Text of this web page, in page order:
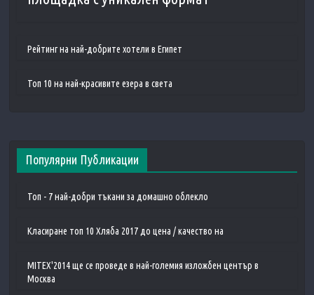
Рейтинг на най-добрите хотели в Египет
Топ 10 на най-красивите езера в света
Популярни Публикации
Топ - 7 най-добри тъкани за домашно облекло
Класиране топ 10 Хляба 2017 до цена / качество на
MITEX'2014 ще се проведе в най-големия изложбен център в
Москва